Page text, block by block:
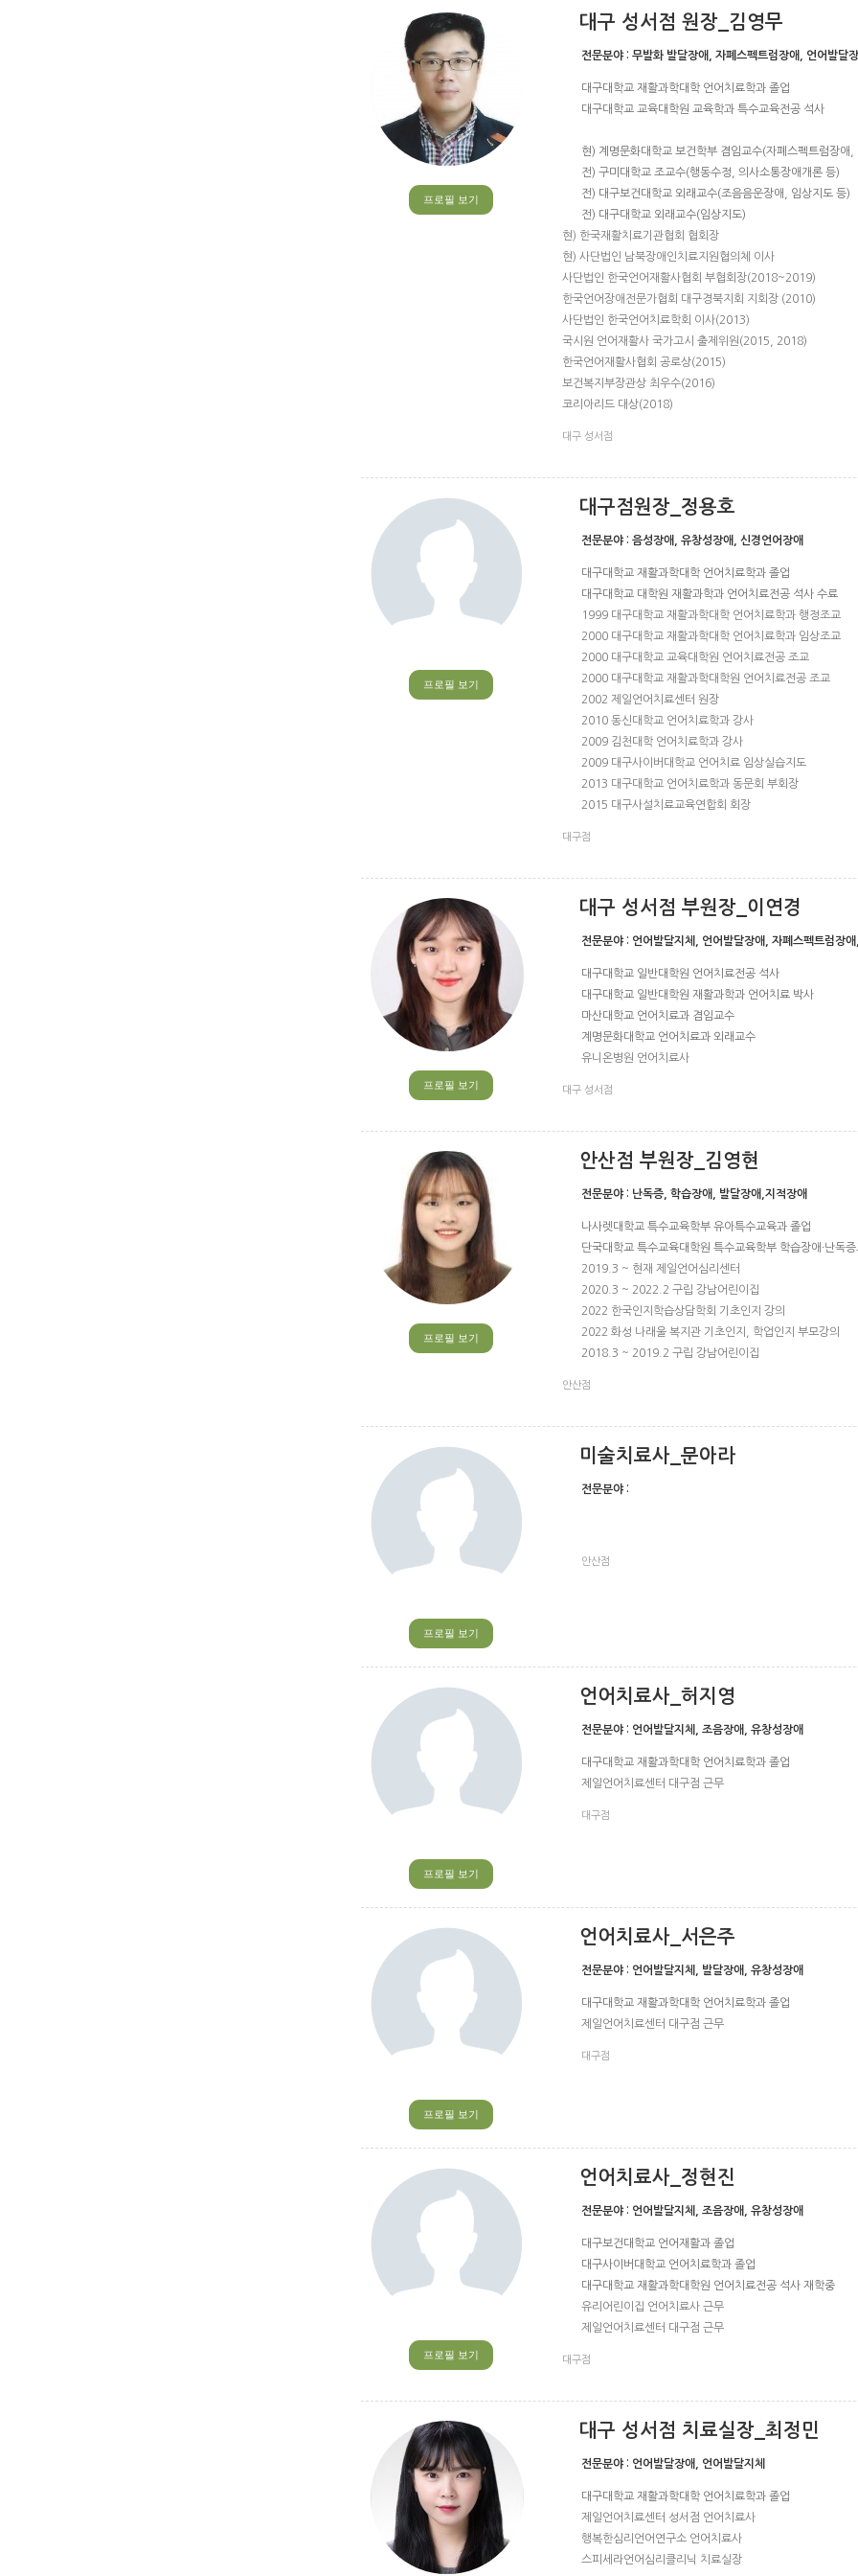
프로필 보기
대구 성서점 원장_김영무
전문분야 : 무발화 발달장애, 자폐스펙트럼장애, 언어발달
대구대학교 재활과학대학 언어치료학과 졸업
대구대학교 교육대학원 교육학과 특수교육전공 석사
현) 계명문화대학교 보건학부 겸임교수(자폐스펙트럼장
전) 구미대학교 조교수(행동수정, 의사소통장애개론 등)
전) 대구보건대학교 외래교수(조음음운장애, 임상지도 등)
전) 대구대학교 외래교수(임상지도)
현) 한국재활치료기관협회 협회장
현) 사단법인 남북장애인치료지원협의체 이사
사단법인 한국언어재활사협회 부협회장(2018~2019)
한국언어장애전문가협회 대구경북지회 지회장 (2010)
사단법인 한국언어치료학회 이사(2013)
국시원 언어재활사 국가고시 출제위원(2015, 2018)
한국언어재활사협회 공로상(2015)
보건복지부장관상 최우수(2016)
코리아리드 대상(2018)
대구 성서점
프로필 보기
대구점원장_정용호
전문분야 : 음성장애, 유창성장애, 신경언어장애
대구대학교 재활과학대학 언어치료학과 졸업
대구대학교 대학원 재활과학과 언어치료전공 석사 수료
1999 대구대학교 재활과학대학 언어치료학과 행정조교
2000 대구대학교 재활과학대학 언어치료학과 임상조교
2000 대구대학교 교육대학원 언어치료전공 조교
2000 대구대학교 재활과학대학원 언어치료전공 조교
2002 제일언어치료센터 원장
2010 동신대학교 언어치료학과 강사
2009 김천대학 언어치료학과 강사
2009 대구사이버대학교 언어치료 임상실습지도
2013 대구대학교 언어치료학과 동문회 부회장
2015 대구사설치료교육연합회 회장
대구점
프로필 보기
대구 성서점 부원장_이연경
전문분야 : 언어발달지체, 언어발달장애, 자폐스펙트럼장
대구대학교 일반대학원 언어치료전공 석사
대구대학교 일반대학원 재활과학과 언어치료 박사
마산대학교 언어치료과 겸임교수
계명문화대학교 언어치료과 외래교수
유니온병원 언어치료사
대구 성서점
프로필 보기
안산점 부원장_김영현
전문분야 : 난독증, 학습장애, 발달장애,지적장애
나사렛대학교 특수교육학부 유아특수교육과 졸업
단국대학교 특수교육대학원 특수교육학부 학습장애∙난독
2019.3 ~ 현재 제일언어심리센터
2020.3 ~ 2022.2 구립 강남어린이집
2022 한국인지학습상담학회 기초인지 강의
2022 화성 나래울 복지관 기초인지, 학업인지 부모강의
2018.3 ~ 2019.2 구립 강남어린이집
안산점
프로필 보기
미술치료사_문아라
전문분야 :
안산점
프로필 보기
언어치료사_허지영
전문분야 : 언어발달지체, 조음장애, 유창성장애
대구대학교 재활과학대학 언어치료학과 졸업
제일언어치료센터 대구점 근무
대구점
프로필 보기
언어치료사_서은주
전문분야 : 언어발달지체, 발달장애, 유창성장애
대구대학교 재활과학대학 언어치료학과 졸업
제일언어치료센터 대구점 근무
대구점
프로필 보기
언어치료사_정현진
전문분야 : 언어발달지체, 조음장애, 유창성장애
대구보건대학교 언어재활과 졸업
대구사이버대학교 언어치료학과 졸업
대구대학교 재활과학대학원 언어치료전공 석사 재학중
유리어린이집 언어치료사 근무
제일언어치료센터 대구점 근무
대구점
대구 성서점 치료실장_최정민
전문분야 : 언어발달장애, 언어발달지체
대구대학교 재활과학대학 언어치료학과 졸업
제일언어치료센터 성서점 언어치료사
행복한심리언어연구소 언어치료사
스피세라언어심리클리닉 치료실장